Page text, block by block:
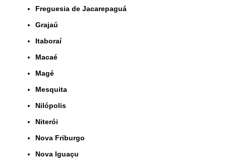
Freguesia de Jacarepaguá
Grajaú
Itaboraí
Macaé
Magé
Mesquita
Nilópolis
Niterói
Nova Friburgo
Nova Iguaçu